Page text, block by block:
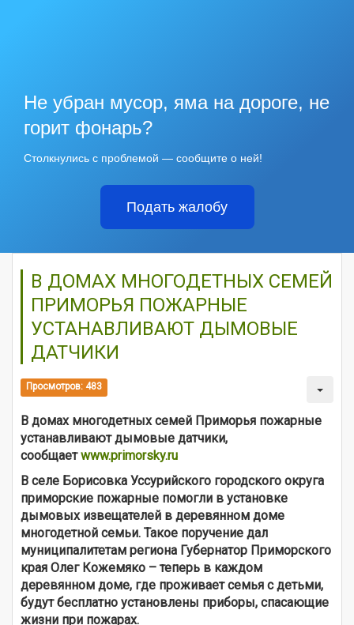
Не убран мусор, яма на дороге, не
горит фонарь?
Столкнулись с проблемой — сообщите о ней!
Подать жалобу
В ДОМАХ МНОГОДЕТНЫХ СЕМЕЙ
ПРИМОРЬЯ ПОЖАРНЫЕ
УСТАНАВЛИВАЮТ ДЫМОВЫЕ
ДАТЧИКИ
Просмотров: 483
В домах многодетных семей Приморья пожарные
устанавливают дымовые датчики,
сообщаетwww.primorsky.ru
В селе Борисовка Уссурийского городского округа
приморские пожарные помогли в установке
дымовых извещателей в деревянном доме
многодетной семьи. Такое поручение дал
муниципалитетам региона Губернатор Приморского
края Олег Кожемяко – теперь в каждом
деревянном доме, где проживает семья с детьми,
будут бесплатно установлены приборы, спасающие
жизни при пожарах.